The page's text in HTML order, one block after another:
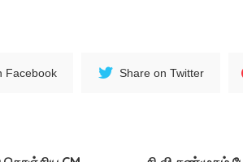
Facebook Share on Twitter